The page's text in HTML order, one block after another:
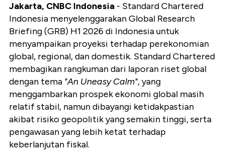
Jakarta, CNBC Indonesia - Standard Chartered
Indonesia menyelenggarakan Global Research
Briefing (GRB) H1 2026 di Indonesia untuk
menyampaikan proyeksi terhadap perekonomian
global, regional, dan domestik. Standard Chartered
membagikan rangkuman dari laporan riset global
dengan tema "An Uneasy Calm", yang
menggambarkan prospek ekonomi global masih
relatif stabil, namun dibayangi ketidakpastian
akibat risiko geopolitik yang semakin tinggi, serta
pengawasan yang lebih ketat terhadap
keberlanjutan fiskal.